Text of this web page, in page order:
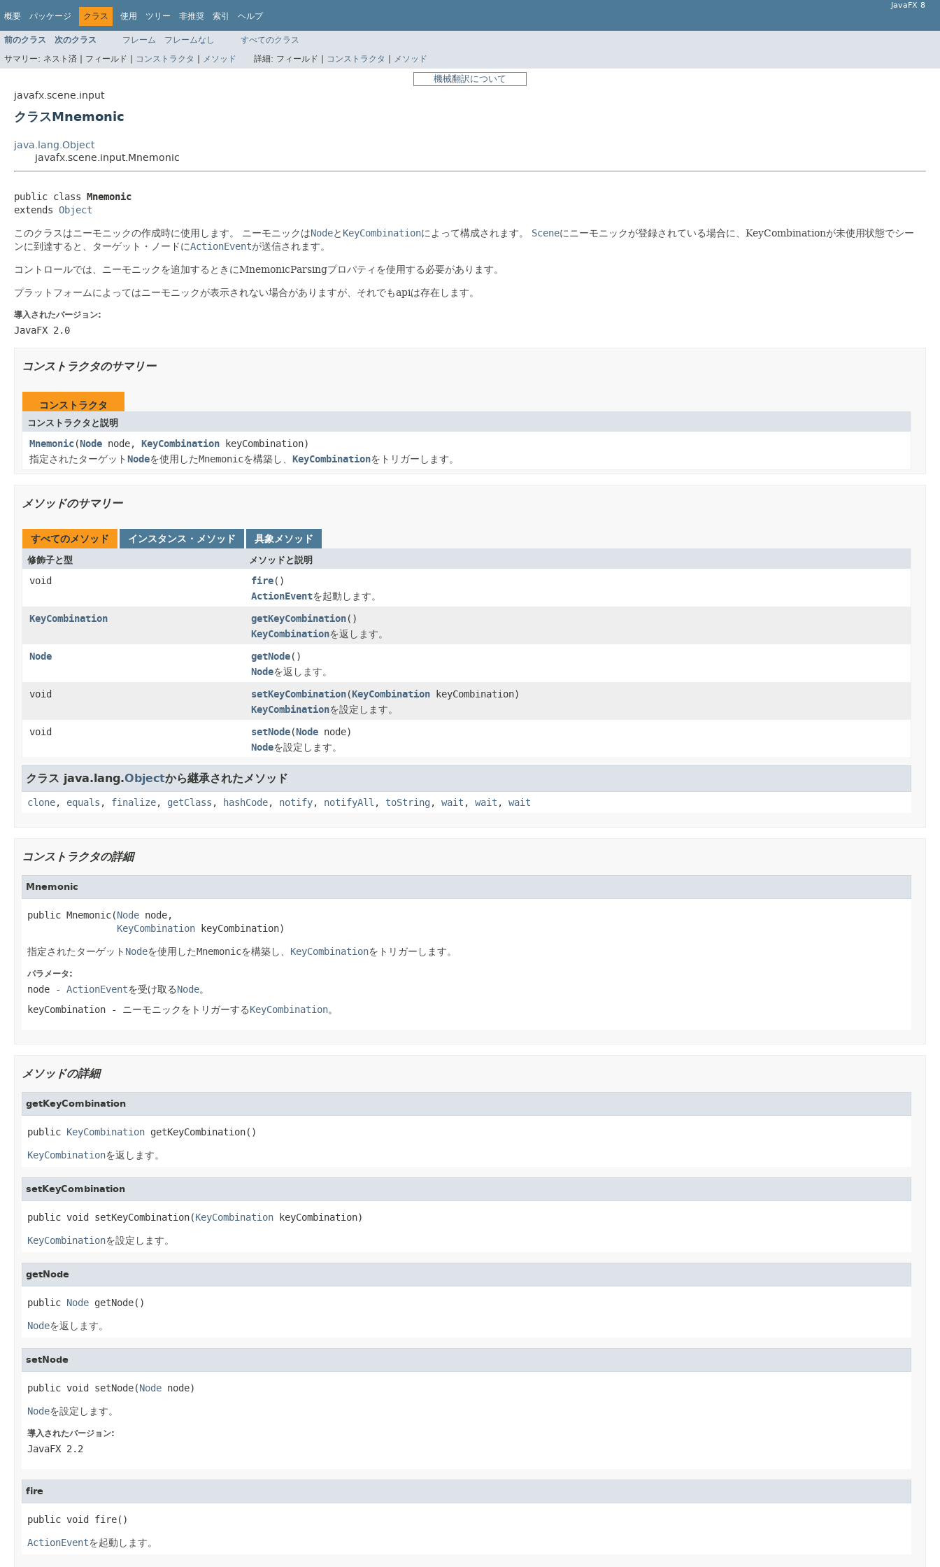
概要 パッケージ クラス 使用 ツリー 非推奨 索引 ヘルプ
JavaFX 8
前のクラス 次のクラス フレーム フレームなし
すべてのクラス
サマリー: ネスト済 | フィールド | コンストラクタ | メソッド 詳細: フィールド | コンストラクタ | メソッド
機械翻訳について
javafx.scene.input
クラスMnemonic
java.lang.Object
javafx.scene.input.Mnemonic
public class Mnemonic
extends Object
このクラスはニーモニックの作成時に使用します。 ニーモニックはNodeと KeyCombinationによって構成されます。 Sceneにニーモニックが登録されている場合に、KeyCombinationが未使用状態でシー
ンに到達すると、ターゲット・ノードにActionEventが送信されます。
コントロールでは、ニーモニックを追加するときにMnemonicParsingプロパティを使用する必要があります。
プラットフォームによってはニーモニックが表示されない場合がありますが、それでもapiは存在します。
導入されたバージョン:
JavaFX 2.0
コンストラクタのサマリー
コンストラクタ
コンストラクタと説明
Mnemonic(Node node, KeyCombination keyCombination)
指定されたターゲットNodeを使用したMnemonicを構築し、 KeyCombinationをトリガーします。
メソッドのサマリー
すべてのメソッド インスタンス・メソッド 具象メソッド
修飾子と型 メソッドと説明
void fire()
ActionEventを起動します。
KeyCombination getKeyCombination()
KeyCombinationを返します。
Node getNode()
Nodeを返します。
void setKeyCombination(KeyCombination keyCombination)
KeyCombinationを設定します。
void setNode(Node node)
Nodeを設定します。
クラス java.lang.Objectから継承されたメソッド
clone, equals , finalize, getClass , hashCode, notify, notifyAll , toString , wait , wait , wait
コンストラクタの詳細
Mnemonic
public Mnemonic(Node node,
KeyCombination keyCombination)
指定されたターゲット Nodeを使用したMnemonicを構築し、 KeyCombinationをトリガーします。
パラメータ:
node - ActionEventを受け取るNode。
keyCombination - ニーモニックをトリガーするKeyCombination。
メソッドの詳細
getKeyCombination
public KeyCombination getKeyCombination()
KeyCombinationを返します。
setKeyCombination
public void setKeyCombination(KeyCombination keyCombination)
KeyCombinationを設定します。
getNode
public Node getNode()
Nodeを返します。
setNode
public void setNode(Node node)
Nodeを設定します。
導入されたバージョン:
JavaFX 2.2
fire
public void fire()
ActionEventを起動します。